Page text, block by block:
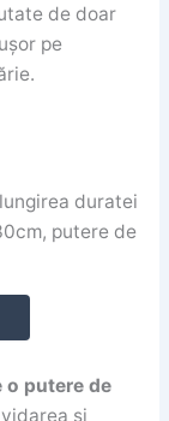
de doar
pe
o putere de
și